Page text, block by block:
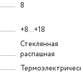
8
+8...+18
Стеклянная
распашная